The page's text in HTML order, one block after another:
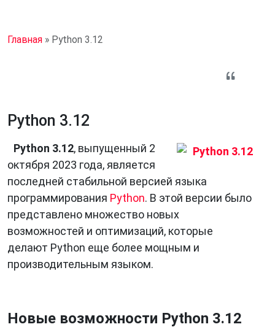
Главная » Python 3.12
Python 3.12
Python 3.12, выпущенный 2
октября 2023 года, является
последней стабильной версией языка
программирования Python. В этой версии было
представлено множество новых
возможностей и оптимизаций, которые
делают Python еще более мощным и
производительным языком.
Новые возможности Python 3.12